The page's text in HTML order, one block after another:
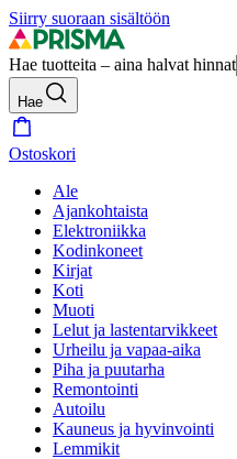
Siirry suoraan sisältöön
Hae tuotteita – aina halvat hinnat
Hae
Ostoskori
Ale
Ajankohtaista
Elektroniikka
Kodinkoneet
Kirjat
Koti
Muoti
Lelut ja lastentarvikkeet
Urheilu ja vapaa-aika
Piha ja puutarha
Remontointi
Autoilu
Kauneus ja hyvinvointi
Lemmikit